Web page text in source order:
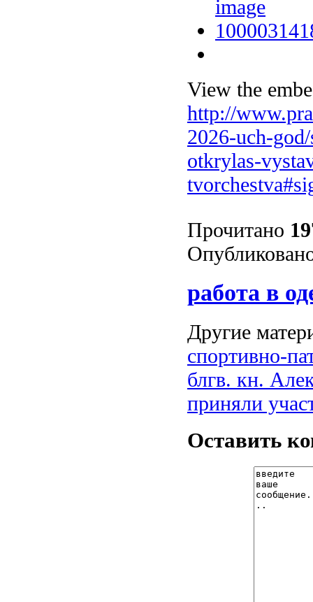
View the
http://
2026-uch-
otkrylas-
Прочитано
работа в
Другие
спортивно-
блгв. кн.
приняли
Оставить